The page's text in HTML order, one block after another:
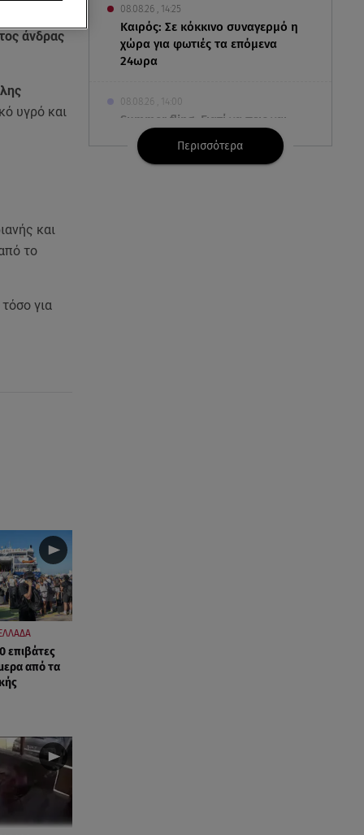
08.08.26 , 14:25
Καιρός: Σε κόκκινο συναγερμό η
χώρα για φωτιές τα επόμενα
24ωρα
08.08.26 , 14:00
Summer fling: Γιατί να πεις ναι
σε έναν καλοκαιρινό έρωτα
Περισσότερα
άνδρας
υγρό και
και
το
για
ΕΛΛΑΔΑ
επιβάτες
από τα